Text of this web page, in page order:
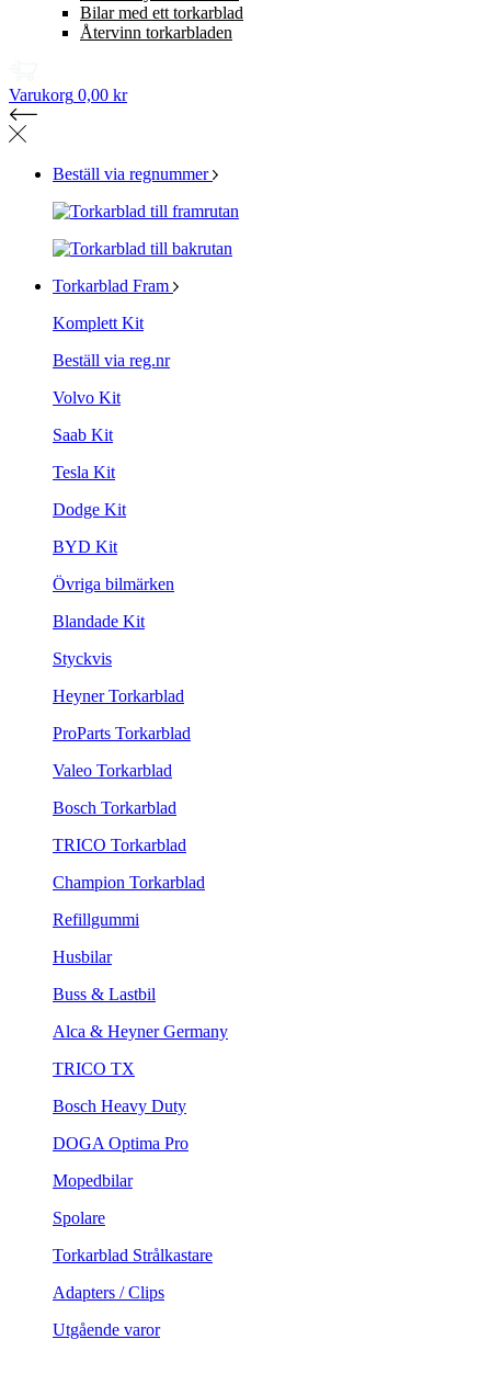
Bilar med ett torkarblad
Återvinn torkarbladen
Varukorg 0,00 kr
Beställ via regnummer
Torkarblad Fram
Komplett Kit
Beställ via reg.nr
Volvo Kit
Saab Kit
Tesla Kit
Dodge Kit
BYD Kit
Övriga bilmärken
Blandade Kit
Styckvis
Heyner Torkarblad
ProParts Torkarblad
Valeo Torkarblad
Bosch Torkarblad
TRICO Torkarblad
Champion Torkarblad
Refillgummi
Husbilar
Buss & Lastbil
Alca & Heyner Germany
TRICO TX
Bosch Heavy Duty
DOGA Optima Pro
Mopedbilar
Spolare
Torkarblad Strålkastare
Adapters / Clips
Utgående varor